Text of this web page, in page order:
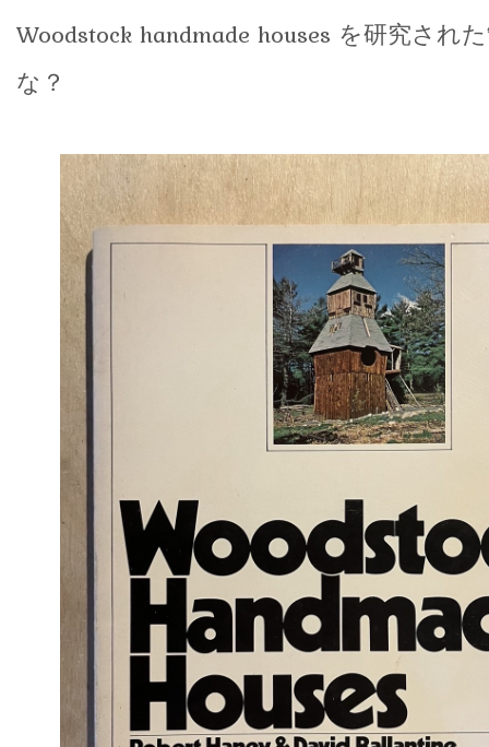
Woodstock handmade houses を研究され
な？